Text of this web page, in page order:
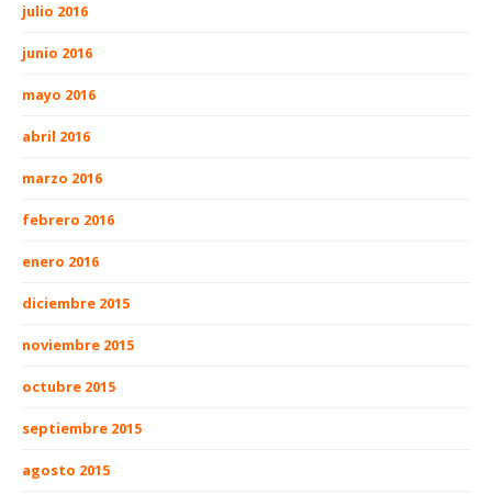
julio 2016
junio 2016
mayo 2016
abril 2016
marzo 2016
febrero 2016
enero 2016
diciembre 2015
noviembre 2015
octubre 2015
septiembre 2015
agosto 2015